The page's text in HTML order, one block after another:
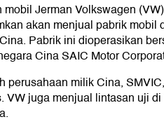
mobil Jerman Volkswagen
akan menjual pabrik mobil
Pabrik ini dioperasikan
Cina SAIC Motor
perusahaan milik Cina,
VW juga menjual lintasan uji